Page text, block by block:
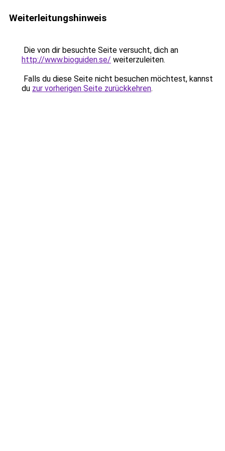
Weiterleitungshinweis
Die von dir besuchte Seite versucht, dich an
http://www.bioguiden.se/ weiterzuleiten.
Falls du diese Seite nicht besuchen möchtest, kannst
du zur vorherigen Seite zurückkehren.